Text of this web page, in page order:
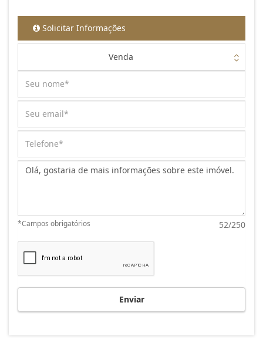
Solicitar Informações
Venda
Mensagem:
52/250
*Campos obrigatórios
Enviar